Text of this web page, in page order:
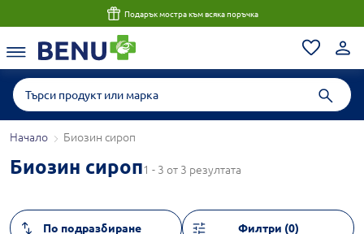
Подарък мостра към всяка поръчка
Начало Биозин сироп
Биозин сироп1 - 3 от 3 резултата
Филтри (0)